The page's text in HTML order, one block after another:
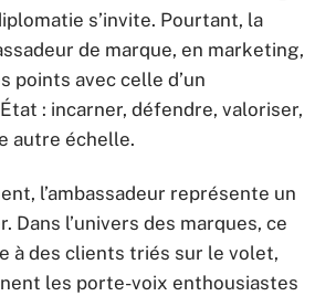
s’invite. Pourtant, la
de marque, en marketing,
points avec celle d’un
: incarner, défendre, valoriser,
autre échelle.
l’ambassadeur représente un
Dans l’univers des marques, ce
à des clients triés sur le volet,
les porte-voix enthousiastes